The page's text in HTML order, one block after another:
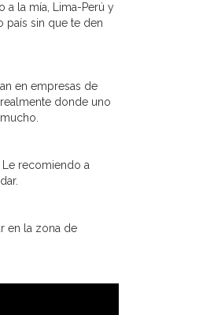
a la mía, Lima-Perú y
país sin que te den
en empresas de
donde uno
recomiendo a
en la zona de